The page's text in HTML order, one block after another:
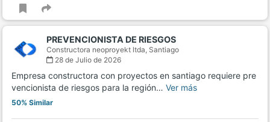
PREVENCIONISTA DE RIESGOS
Constructora neoproyekt ltda, Santiago
28 de Julio de 2026
Empresa constructora con proyectos en santiago requiere pre
vencionista de riesgos para la región… Ver más
50% Similar